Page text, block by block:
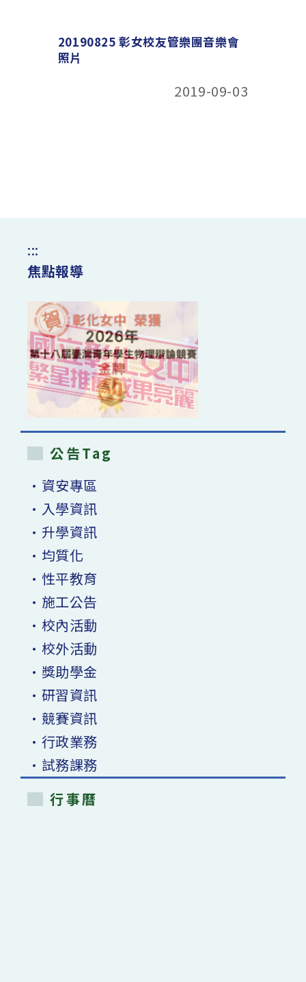
20190825 彰女校友管樂團音樂會
照片
2019-09-03
:::
焦點報導
公告Tag
•資安專區
•入學資訊
•升學資訊
•均質化
•性平教育
•施工公告
•校內活動
•校外活動
•獎助學金
•研習資訊
•競賽資訊
•行政業務
•試務課務
行事曆